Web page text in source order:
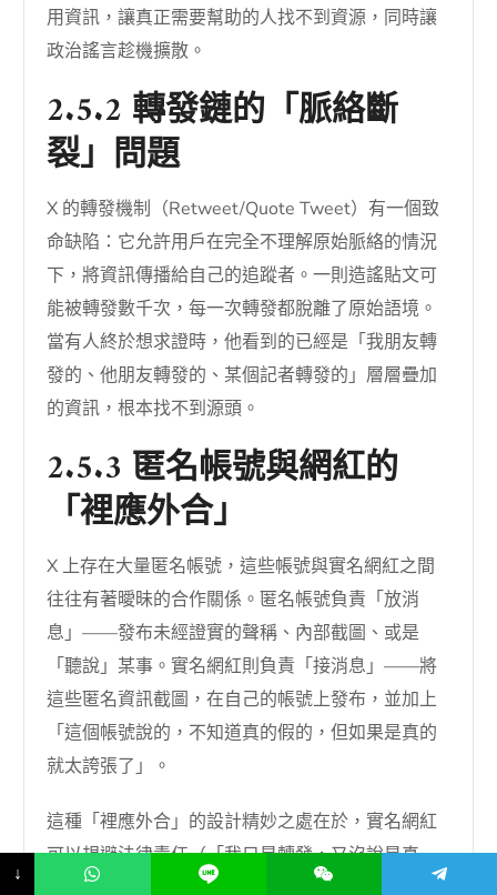
用資訊，讓真正需要幫助的人找不到資源，同時讓
政治謠言趁機擴散。
2.5.2 轉發鏈的「脈絡斷
裂」問題
X 的轉發機制（Retweet/Quote Tweet）有一個致
命缺陷：它允許用戶在完全不理解原始脈絡的情況
下，將資訊傳播給自己的追蹤者。一則造謠貼文可
能被轉發數千次，每一次轉發都脫離了原始語境。
當有人終於想求證時，他看到的已經是「我朋友轉
發的、他朋友轉發的、某個記者轉發的」層層疊加
的資訊，根本找不到源頭。
2.5.3 匿名帳號與網紅的
「裡應外合」
X 上存在大量匿名帳號，這些帳號與實名網紅之間
往往有著曖昧的合作關係。匿名帳號負責「放消
息」——發布未經證實的聲稱、內部截圖、或是
「聽說」某事。實名網紅則負責「接消息」——將
這些匿名資訊截圖，在自己的帳號上發布，並加上
「這個帳號說的，不知道真的假的，但如果是真的
就太誇張了」。
這種「裡應外合」的設計精妙之處在於，實名網紅
可以規避法律責任（「我只是轉發，又沒說是真
的」），同時享受匿名帳號製造的話題紅利。而匿
↓